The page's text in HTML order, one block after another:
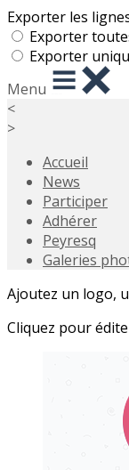
Exporter les
Exporter
Exporter
Menu
<
>
Accueil
News
Participer
Adhérer
Peyresq
Galeries
Ajoutez un logo,
Cliquez pour